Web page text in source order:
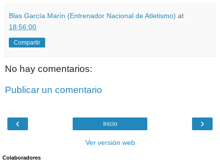
Blas García Marín (Entrenador Nacional de Atletismo) at
18:56:00
Compartir
No hay comentarios:
Publicar un comentario
‹ ›
Inicio
Ver versión web
Colaboradores